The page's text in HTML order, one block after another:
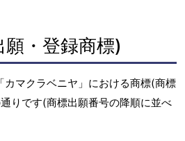
・登録商標)
マクラベニヤ」における商標(商標
りです(商標出願番号の降順に並べ